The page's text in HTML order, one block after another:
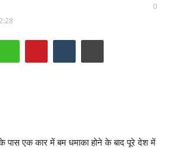
0
पास एक कार में बम धमाका होने के बाद पूरे देश में